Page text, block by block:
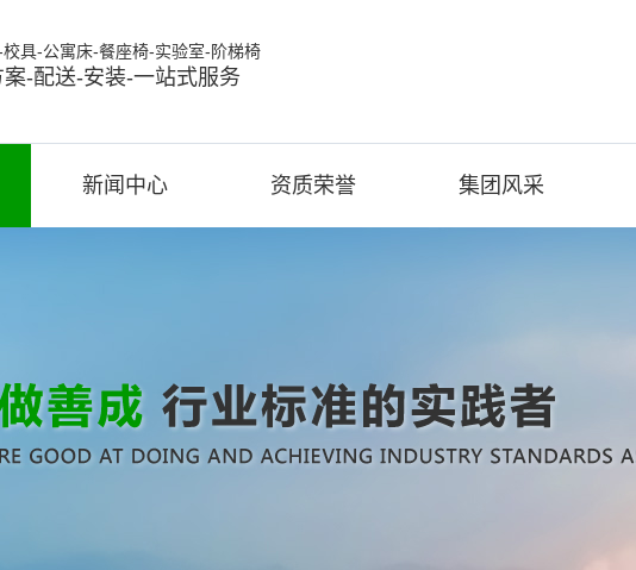
具-公寓床-餐座椅-实验室-阶梯椅
-配送-安装-一站式服务
新闻中心 资质荣誉 集团风采